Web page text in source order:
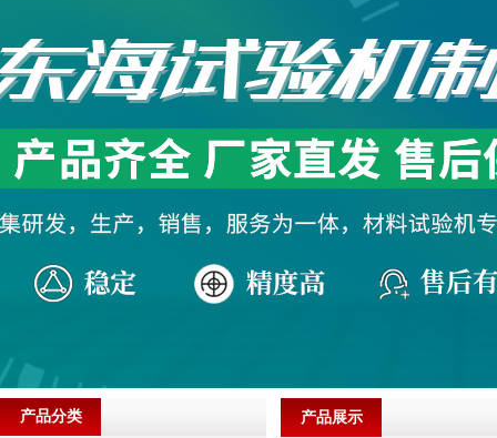
产品展示
产品分类